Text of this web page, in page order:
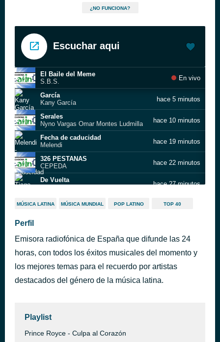
¿NO FUNCIONA?
Escuchar aqui
El Baile del Meme
S.B.S.
En vivo
García
Kany García
hace 5 minutos
Serales
Nyno Vargas Omar Montes Ludmilla
hace 10 minutos
Fecha de caducidad
Melendi
hace 19 minutos
326 PESTANAS
CEPEDA
hace 22 minutos
De Vuelta
hace 27 minutos
Dando Vueltas
hace 32 minutos
Desamarte
Luis Cortés & Camilo
Dejemos Huellas Bonitas
Antonito Molina
hace 52 minutos
MÚSICA LATINA MÚSICA MUNDIAL POP LATINO TOP 40
Perfil
Emisora radiofónica de España que difunde las 24
horas, con todos los éxitos musicales del momento y
los mejores temas para el recuerdo por artistas
destacados del género de la música latina.
Playlist
Prince Royce - Culpa al Corazón